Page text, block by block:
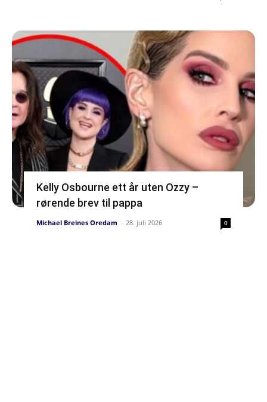
Kelly Osbourne ett år uten Ozzy –
rørende brev til pappa
Michael Breines Oredam - 28. juli 2026 0